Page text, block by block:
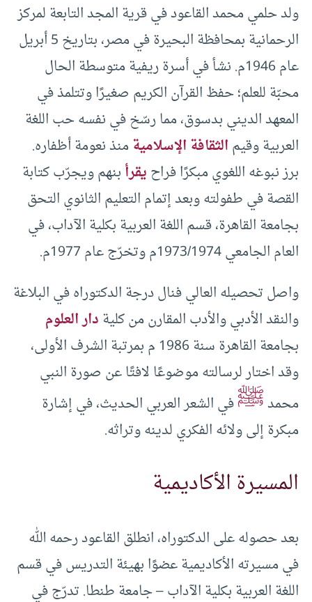
ولد حلمي محمد القاعود في قرية المجد التابعة لمركز
الرحمانية بمحافظة البحيرة في مصر، بتاريخ 5 أبريل
عام 1946م. نشأ في أسرة ريفية متوسطة الحال
محبّة للعلم؛ حفظ القرآن الكريم صغيرًا وتتلمذ في
المعهد الديني بدسوق، مما رسّخ في نفسه حب اللغة
العربية وقيمالثقافة الإسلاميةمنذ نعومة أظفاره.
برز نبوغه اللغوي مبكرًا فراحيقرأبنهم ويجرّب كتابة
القصة في طفولته وبعد إتمام التعليم الثانوي التحق
بجامعة القاهرة، قسم اللغة العربية بكلية الآداب، في
العام الجامعي 1973/1974م وتخرّج عام 1977م.
واصل تحصيله العالي فنال درجة الدكتوراه في البلاغة
والنقد الأدبي والأدب المقارن من كليةدار العلوم
بجامعة القاهرة سنة 1986 م بمرتبة الشرف الأولى،
وقد اختار لرسالته موضوعًا لافتًا عن صورة النبي
محمدﷺفي الشعر العربي الحديث، في إشارة
مبكرة إلى ولائه الفكري لدينه وتراثه.
المسيرة الأكاديمية
بعد حصوله على الدكتوراه، انطلق القاعود رحمه الله
في مسيرته الأكاديمية عضوًا بهيئة التدريس في قسم
اللغة العربية بكلية الآداب – جامعة طنطا. تدرّج في